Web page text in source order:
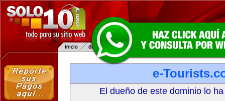
e-
El dueño de este dominio lo